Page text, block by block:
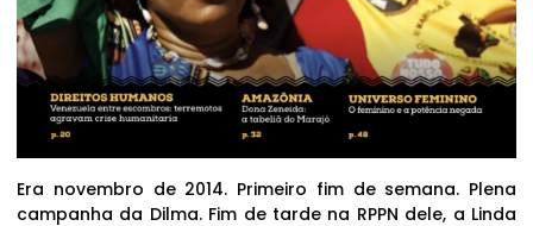
Era novembro de 2014. Primeiro fim de semana. Plena
campanha da Dilma. Fim de tarde na RPPN dele, a Linda